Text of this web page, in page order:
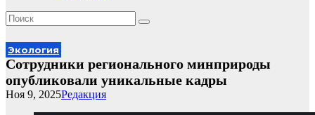
Экология
Сотрудники регионального минприроды
опубликовали уникальные кадры
Редакция
Ноя 9, 2025